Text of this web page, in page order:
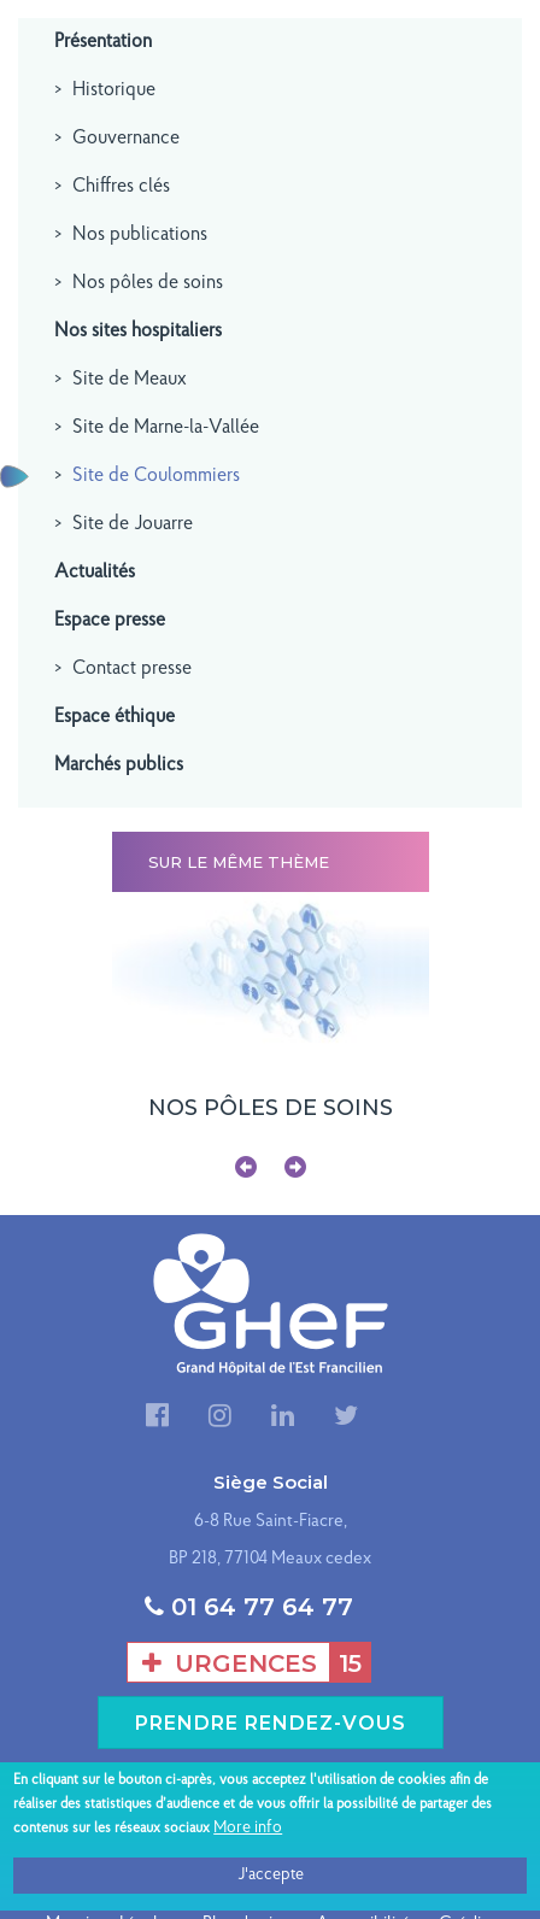
Présentation
Historique
Gouvernance
Chiffres clés
Nos publications
Nos pôles de soins
Nos sites hospitaliers
Site de Meaux
Site de Marne-la-Vallée
Site de Coulommiers
Site de Jouarre
Actualités
Espace presse
Contact presse
Espace éthique
Marchés publics
SUR LE MÊME THÈME
NOS PÔLES DE SOINS
Siège Social
6-8 Rue Saint-Fiacre,
BP 218, 77104 Meaux cedex
01 64 77 64 77
URGENCES
15
PRENDRE RENDEZ-VOUS
Menu
bas
Présentation du GHEF
Espace patient
Nos sites hospitaliers
En cliquant sur le bouton ci-après, vous acceptez l'utilisation de cookies afin de
réaliser des statistiques d’audience et de vous offrir la possibilité de partager des
contenus sur les réseaux sociaux More info
J'accepte